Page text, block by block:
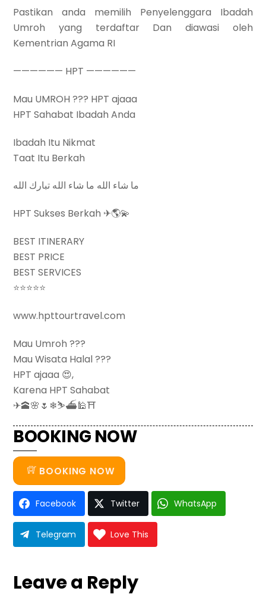
Pastikan anda memilih Penyelenggara Ibadah
Umroh yang terdaftar Dan diawasi oleh
Kementrian Agama RI
—————— HPT ——————
Mau UMROH ??? HPT ajaaa
HPT Sahabat Ibadah Anda
Ibadah Itu Nikmat
Taat Itu Berkah
‎‏ما شاء الله ما شاء الله تبارك الله
HPT Sukses Berkah ✈🌎💫
BEST ITINERARY
BEST PRICE
BEST SERVICES
⭐⭐⭐⭐⭐
www.hpttourtravel.com
Mau Umroh ???
Mau Wisata Halal ???
HPT ajaaa 😍,
Karena HPT Sahabat
✈🕋🌸🌷❄⛷⛴🕌⛩
BOOKING NOW
BOOKING NOW
Facebook Twitter WhatsApp
Telegram Love This
Leave a Reply